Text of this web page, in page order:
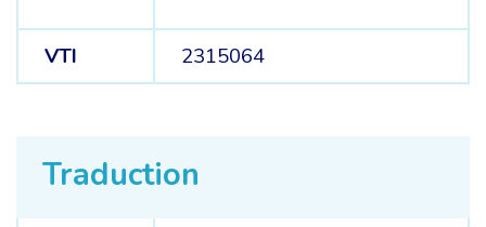
VTI 2315064
Traduction